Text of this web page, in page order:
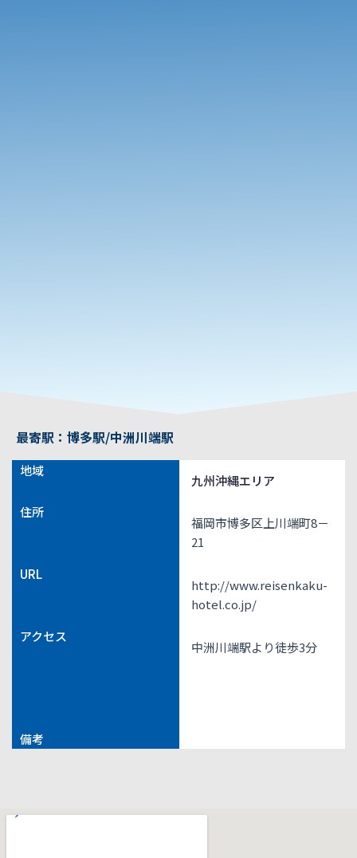
最寄駅：博多駅/中洲川端駅
地域
九州沖縄エリア
住所
福岡市博多区上川端町8－
21
URL
http://www.reisenkaku-
hotel.co.jp/
アクセス
中洲川端駅より徒歩3分
備考